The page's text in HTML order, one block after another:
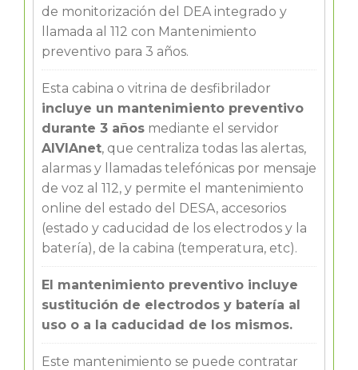
de monitorización del DEA integrado y
llamada al 112 con Mantenimiento
preventivo para 3 años.
Esta cabina o vitrina de desfibrilador
incluye un mantenimiento preventivo
durante 3 años mediante el servidor
AIVIAnet, que centraliza todas las alertas,
alarmas y llamadas telefónicas por mensaje
de voz al 112, y permite el mantenimiento
online del estado del DESA, accesorios
(estado y caducidad de los electrodos y la
batería), de la cabina (temperatura, etc).
El mantenimiento preventivo incluye
sustitución de electrodos y batería al
uso o a la caducidad de los mismos.
Este mantenimiento se puede contratar